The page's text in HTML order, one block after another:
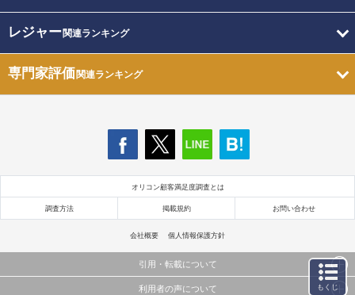
レジャー関連ランキング
専門家評価関連ランキング
オリコン顧客満足度調査とは
調査方法 掲載規約 お問い合わせ
会社概要 個人情報保護方針
引用・転載について
当サイトで公開されている情報（文字、写真、イラスト、画像データ等）及びこれらの配置・
利用者の声について もくじ